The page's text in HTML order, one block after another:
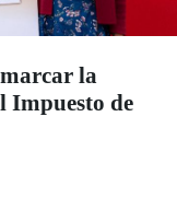
la
Impuesto de